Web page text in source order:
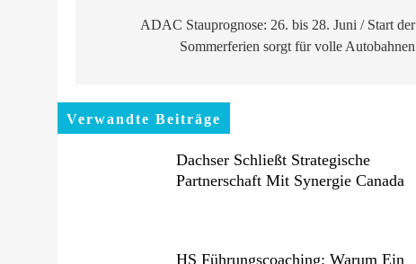
ADAC Stauprognose: 26. bis 28. Juni / Start der
Sommerferien sorgt für volle Autobahnen
Verwandte Beiträge
Dachser Schließt Strategische
Partnerschaft Mit Synergie Canada
HS Führungscoaching: Warum Ein